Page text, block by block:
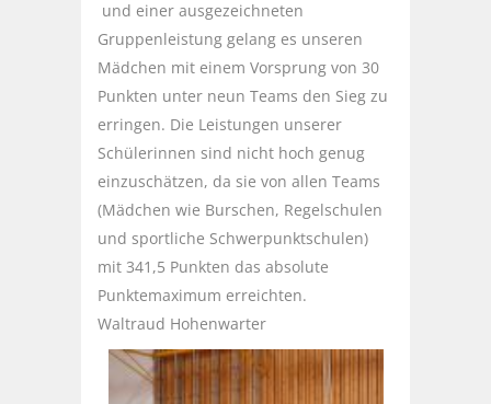
und einer ausgezeichneten
Gruppenleistung gelang es unseren
Mädchen mit einem Vorsprung von 30
Punkten unter neun Teams den Sieg zu
erringen. Die Leistungen unserer
Schülerinnen sind nicht hoch genug
einzuschätzen, da sie von allen Teams
(Mädchen wie Burschen, Regelschulen
und sportliche Schwerpunktschulen)
mit 341,5 Punkten das absolute
Punktemaximum erreichten.
Waltraud Hohenwarter